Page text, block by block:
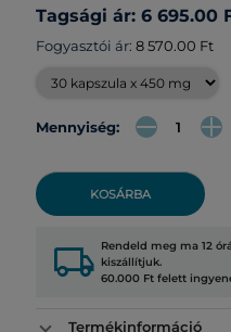
Tagsági ár: 6 695.00
Fogyasztói ár: 8 570.00 Ft
Mennyiség:
KOSÁRBA
local_shipping Rendeld meg ma 12
kiszállítjuk.
60.000 Ft felett
Termékinformáció